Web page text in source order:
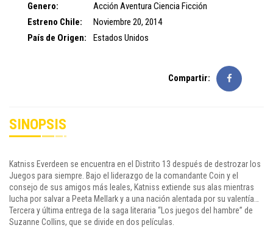
Genero:
Acción AventuraCiencia Ficción
Estreno Chile:
Noviembre 20, 2014
País de Origen:
Estados Unidos
Compartir:
SINOPSIS
Katniss Everdeen se encuentra en el Distrito 13 después de destrozar los
Juegos para siempre. Bajo el liderazgo de la comandante Coin y el
consejo de sus amigos más leales, Katniss extiende sus alas mientras
lucha por salvar a Peeta Mellark y a una nación alentada por su valentía…
Tercera y última entrega de la saga literaria “Los juegos del hambre” de
Suzanne Collins, que se divide en dos películas.